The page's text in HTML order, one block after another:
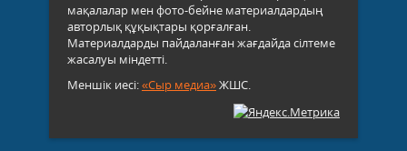
мақалалар мен фото-бейне материалдардың
авторлық құқықтары қорғалған.
Материалдарды пайдаланған жағдайда сілтеме
жасалуы міндетті.
Меншік иесі:«Сыр медиа»ЖШС.